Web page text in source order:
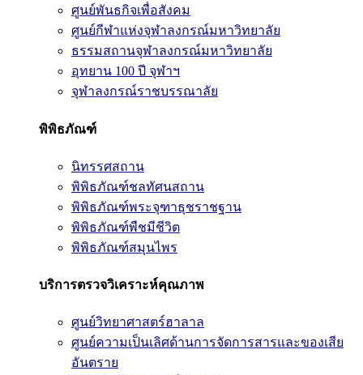
ศูนย์พันธกิจเพื่อสังคม
ศูนย์กีฬาแห่งจุฬาลงกรณ์มหาวิทยาลัย
ธรรมสถานจุฬาลงกรณ์มหาวิทยาลัย
อุทยาน 100 ปี จุฬาฯ
จุฬาลงกรณ์ราชบรรณาลัย
พิพิธภัณฑ์
นิทรรศสถาน
พิพิธภัณฑ์ชลทัศนสถาน
พิพิธภัณฑ์พระจุฑาธุชราชฐาน
พิพิธภัณฑ์พืชมีชีวิต
พิพิธภัณฑ์สมุนไพร
บริการตรวจวิเคราะห์คุณภาพ
ศูนย์วิทยาศาสตร์ฮาลาล
ศูนย์ความเป็นเลิศด้านการจัดการสารและของเสีย
อันตราย